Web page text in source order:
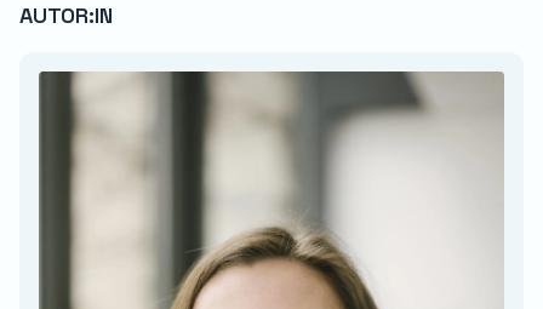
AUTOR:IN